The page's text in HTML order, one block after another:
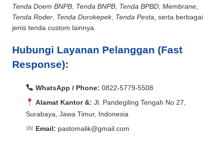
Tenda Doem BNPB Tenda BNPB Tenda BPBD Membrane
Tenda Roder Tenda Dorokepek, Tenda Pesta , serta berbagai
jenis tenda custom lainnya.
Hubungi Layanan Pelanggan (Fast
Response):
WhatsApp / Phone: 0822-5779-5508
Alamat Kantor &: Jl. Pandegiling Tengah No 27,
Surabaya, Jawa Timur, Indonesia
Email: pastomalik@gmail.com